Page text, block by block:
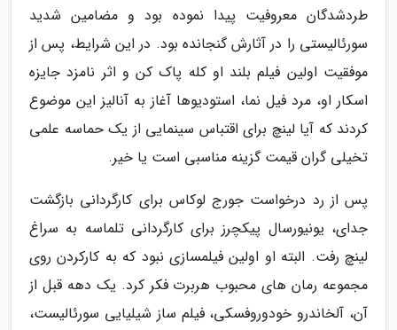
طردشدگان معروفیت پیدا نموده بود و مضامین شدید
سورئالیستی را در آثارش گنجانده بود. در این شرایط، پس از
موفقیت اولین فیلم بلند او کله پاک کن و اثر نامزد جایزه
اسکار او، مرد فیل نما، استودیوها آغاز به آنالیز این موضوع
کردند که آیا لینچ برای اقتباس سینمایی از یک حماسه علمی
تخیلی گران قیمت گزینه مناسبی است یا خیر.
پس از رد درخواست جورج لوکاس برای کارگردانی بازگشت
جدای، یونیورسال پیکچرز برای کارگردانی تلماسه به سراغ
لینچ رفت. البته او اولین فیلمسازی نبود که به کارکردن روی
مجموعه رمان های محبوب هربرت فکر کرد. یک دهه قبل از
آن، آلخاندرو خودوروفسکی، فیلم ساز شیلیایی سورئالیست،